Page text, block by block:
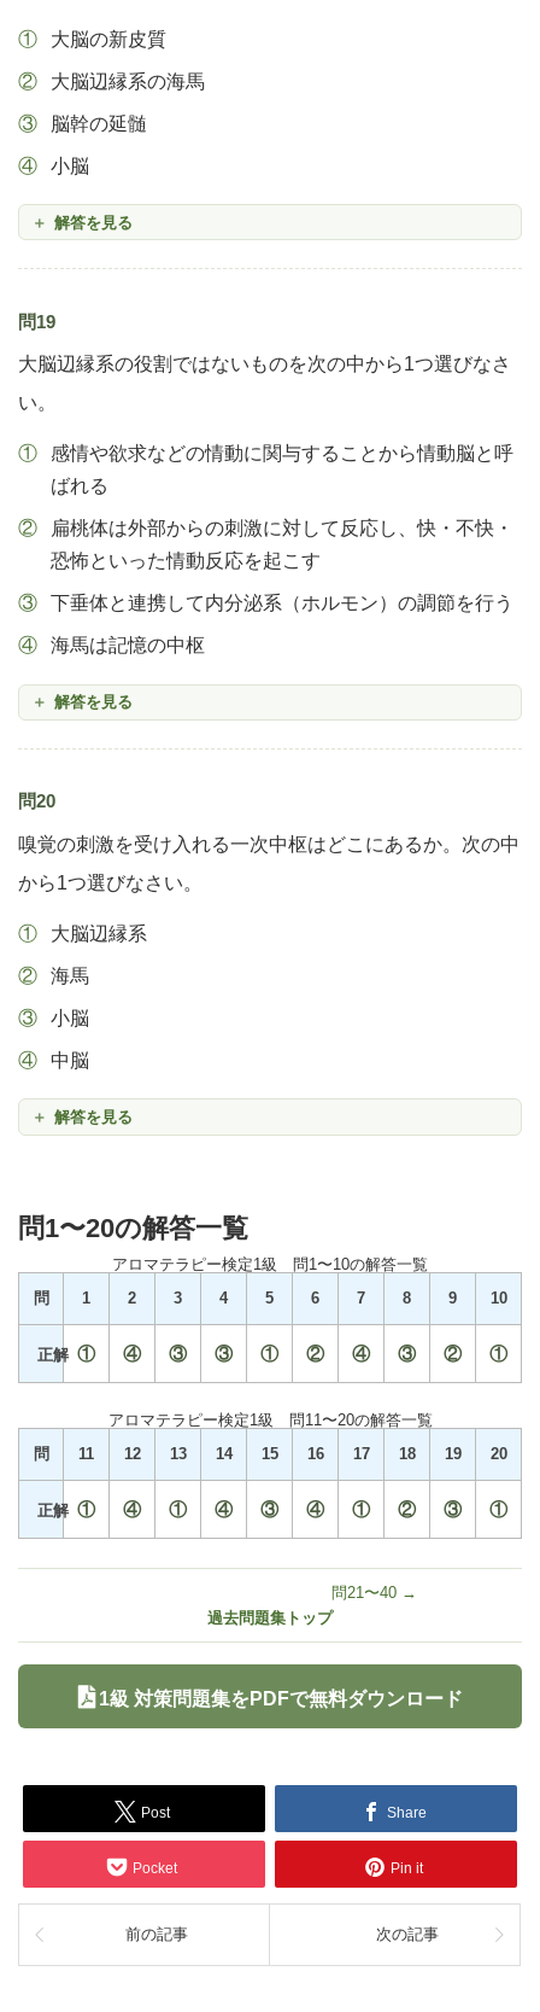
大脳の新皮質
大脳辺縁系の海馬
脳幹の延髄
小脳
解答を見る
問19
大脳辺縁系の役割ではないものを次の中から1つ選びなさ
い。
感情や欲求などの情動に関与することから情動脳と呼
ばれる
扁桃体は外部からの刺激に対して反応し、快・不快・
恐怖といった情動反応を起こす
下垂体と連携して内分泌系（ホルモン）の調節を行う
海馬は記憶の中枢
解答を見る
問20
嗅覚の刺激を受け入れる一次中枢はどこにあるか。次の中
から1つ選びなさい。
大脳辺縁系
海馬
小脳
中脳
解答を見る
問1〜20の解答一覧
アロマテラピー検定1級 問1〜10の解答一覧
問
1 2 3 4 5 6 7 8 9 10
正解 ① ④ ③ ③ ① ② ④ ③ ② ①
アロマテラピー検定1級 問11〜20の解答一覧
問
11 12 13 14 15 16 17 18 19 20
正解 ① ④ ① ④ ③ ④ ① ② ③ ①
過去問題集トップ
問21〜40 →
1級 対策問題集をPDFで無料ダウンロード
Post Share
Pocket Pin it
前の記事 次の記事